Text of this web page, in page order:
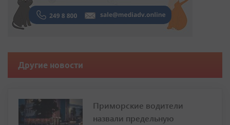
Другие новости
Приморские водители
назвали предельную